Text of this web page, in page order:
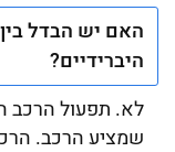
האם יש הבדל
היברידיים?
לא. תפעול הרכב
שמציע הרכב.